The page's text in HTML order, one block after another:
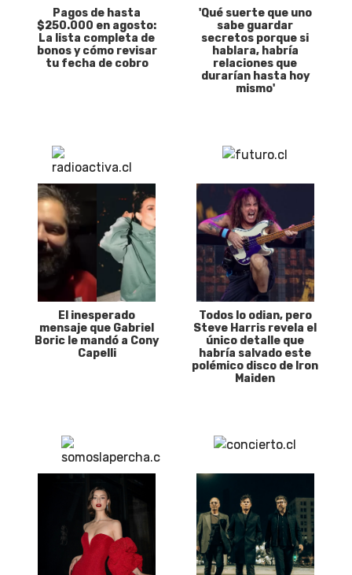
Pagos de hasta
$250.000 en agosto:
La lista completa de
bonos y cómo revisar
tu fecha de cobro
'Qué suerte que uno
sabe guardar
secretos porque si
hablara, habría
relaciones que
durarían hasta hoy
mismo'
El inesperado
mensaje que Gabriel
Boric le mandó a Cony
Capelli
Todos lo odian, pero
Steve Harris revela el
único detalle que
habría salvado este
polémico disco de Iron
Maiden